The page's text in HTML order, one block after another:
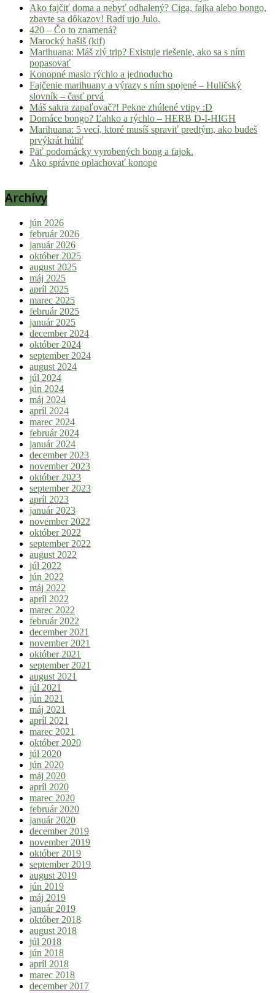
Ako fajčiť doma a nebyť odhalený? Ciga, fajka alebo bongo,
zbavte sa dôkazov! Radí ujo Julo.
420 – Čo to znamená?
Marocký hašiš (kif)
Marihuana: Máš zlý trip? Existuje riešenie, ako sa s ním
popasovať
Konopné maslo rýchlo a jednoducho
Fajčenie marihuany a výrazy s ním spojené – Huličský
slovník – časť prvá
Máš sakra zapaľovač?! Pekne zhúlené vtipy :D
Domáce bongo? Ľahko a rýchlo – HERB D-I-HIGH
Marihuana: 5 vecí, ktoré musíš spraviť predtým, ako budeš
prvýkrát húliť
Päť podomácky vyrobených bong a fajok.
Ako správne oplachovať konope
Archívy
jún 2026
február 2026
január 2026
október 2025
august 2025
máj 2025
apríl 2025
marec 2025
február 2025
január 2025
december 2024
október 2024
september 2024
august 2024
júl 2024
jún 2024
máj 2024
apríl 2024
marec 2024
február 2024
január 2024
december 2023
november 2023
október 2023
september 2023
apríl 2023
január 2023
november 2022
október 2022
september 2022
august 2022
júl 2022
jún 2022
máj 2022
apríl 2022
marec 2022
február 2022
december 2021
november 2021
október 2021
september 2021
august 2021
júl 2021
jún 2021
máj 2021
apríl 2021
marec 2021
október 2020
júl 2020
jún 2020
máj 2020
apríl 2020
marec 2020
február 2020
január 2020
december 2019
november 2019
október 2019
september 2019
august 2019
jún 2019
máj 2019
január 2019
október 2018
august 2018
júl 2018
jún 2018
apríl 2018
marec 2018
december 2017